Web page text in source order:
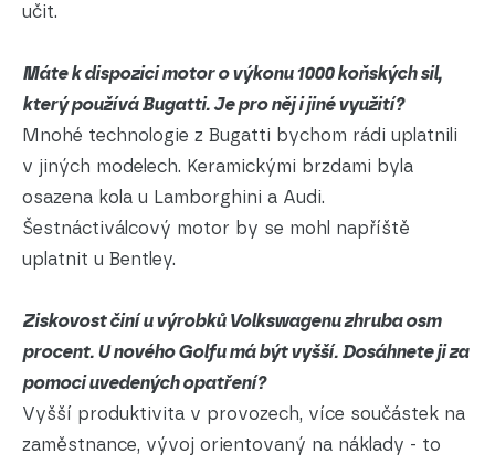
učit.
Máte k dispozici motor o výkonu 1000 koňských sil,
který používá Bugatti. Je pro něj i jiné využití?
Mnohé technologie z Bugatti bychom rádi uplatnili
v jiných modelech. Keramickými brzdami byla
osazena kola u Lamborghini a Audi.
Šestnáctiválcový motor by se mohl napříště
uplatnit u Bentley.
Ziskovost činí u výrobků Volkswagenu zhruba osm
procent. U nového Golfu má být vyšší. Dosáhnete ji za
pomoci uvedených opatření?
Vyšší produktivita v provozech, více součástek na
zaměstnance, vývoj orientovaný na náklady - to